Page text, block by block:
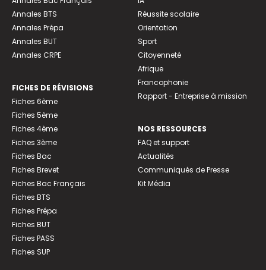
Annales BTS
Annales Prépa
Annales BUT
Annales CRPE
FICHES DE RÉVISIONS
Fiches 6ème
Fiches 5ème
Fiches 4ème
Fiches 3ème
Fiches Bac
Fiches Brevet
Fiches Bac Français
Fiches BTS
Fiches Prépa
Fiches BUT
Fiches PASS
Fiches SUP
Réussite scolaire
Orientation
Sport
Citoyenneté
Afrique
Francophonie
Rapport - Entreprise à mission
NOS RESSOURCES
FAQ et support
Actualités
Communiqués de Presse
Kit Média